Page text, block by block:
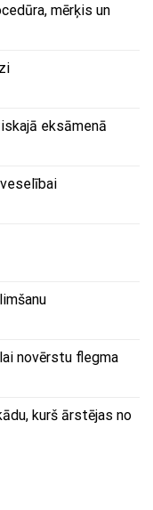
mērķis un
eksāmenā
novērstu flegma
kurš ārstējas no